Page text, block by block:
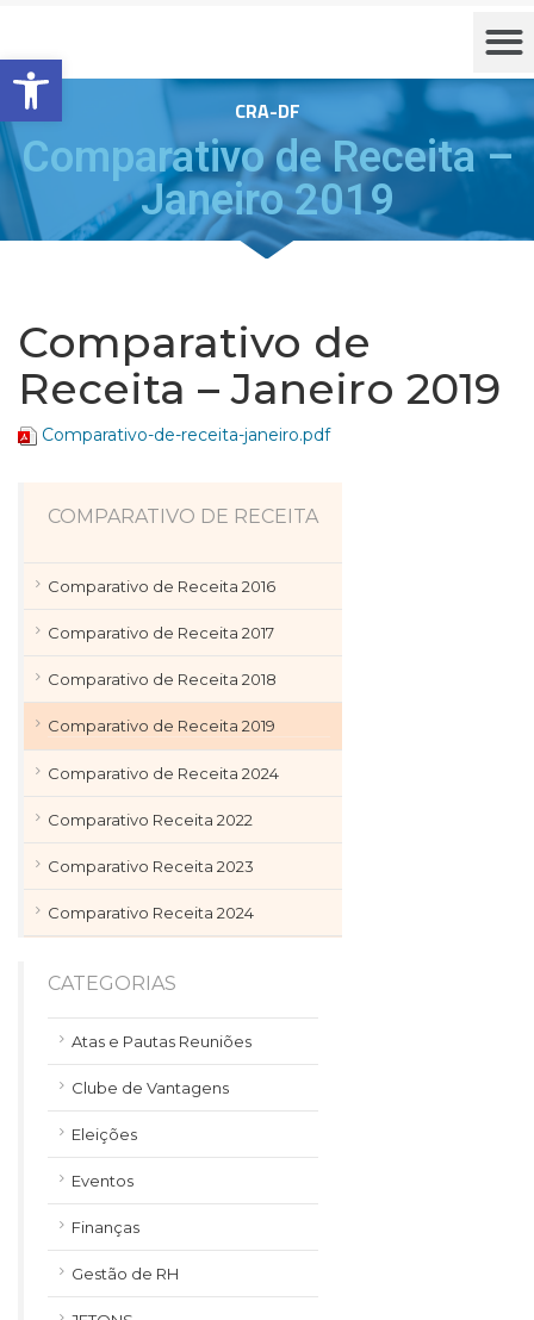
Barra de Ferramentas Aberta
CRA-DF
Comparativo de Receita –
Janeiro 2019
Comparativo de
Receita – Janeiro 2019
Comparativo-de-receita-janeiro.pdf
COMPARATIVO DE RECEITA
Comparativo de Receita 2016
Comparativo de Receita 2017
Comparativo de Receita 2018
Comparativo de Receita 2019
Comparativo de Receita 2024
Comparativo Receita 2022
Comparativo Receita 2023
Comparativo Receita 2024
CATEGORIAS
Atas e Pautas Reuniões
Clube de Vantagens
Eleições
Eventos
Finanças
Gestão de RH